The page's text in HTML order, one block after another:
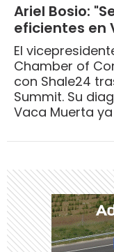
Ariel Bosio:
eficientes en
El
Chamber of
con Shale24
Summit. Su
Vaca Muerta
condiciones